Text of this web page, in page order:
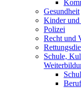
Gesundheit
Kinder und
Polizei
Recht und
Schule,